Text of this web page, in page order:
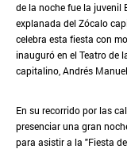
de la noche fue la juvenil
explanada del Zócalo
celebra esta fiesta con
inauguró en el Teatro de
capitalino, Andrés
En su recorrido por las
presenciar una gran
para asistir a la "Fiesta